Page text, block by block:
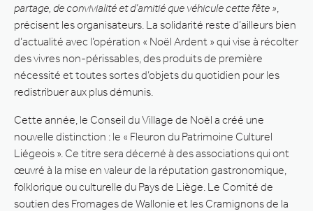
partage, de convivialité et d’amitié que véhicule cette fête »
précisent les organisateurs. La solidarité reste d’ailleurs bien
d’actualité avec l’opération « Noël Ardent » qui vise à récolter
des vivres non-périssables, des produits de première
nécessité et toutes sortes d’objets du quotidien pour les
redistribuer aux plus démunis.
Cette année, le Conseil du Village de Noël a créé une
nouvelle distinction : le « Fleuron du Patrimoine Culturel
Liégeois ». Ce titre sera décerné à des associations qui ont
œuvré à la mise en valeur de la réputation gastronomique,
folklorique ou culturelle du Pays de Liège. Le Comité de
soutien des Fromages de Wallonie et les Cramignons de la